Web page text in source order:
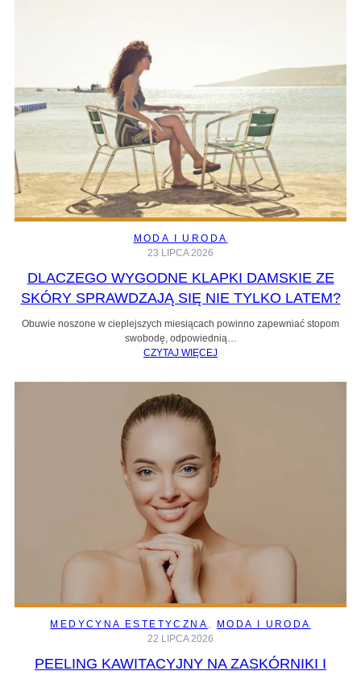
MODA I URODA
23 LIPCA 2026
DLACZEGO WYGODNE KLAPKI DAMSKIE ZE
SKÓRY SPRAWDZAJĄ SIĘ NIE TYLKO LATEM?
Obuwie noszone w cieplejszych miesiącach powinno zapewniać stopom
swobodę, odpowiednią…
CZYTAJ WIĘCEJ
MEDYCYNA ESTETYCZNA ,
MODA I URODA
22 LIPCA 2026
PEELING KAWITACYJNY NA ZASKÓRNIKI I